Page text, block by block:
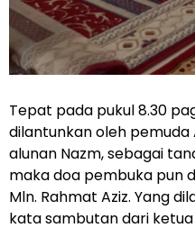
Tepat pada pukul 8.30
dilantunkan oleh pemuda
alunan Nazm, sebagai
maka doa pembuka pun
Mln. Rahmat Aziz. Yang
kata sambutan dari